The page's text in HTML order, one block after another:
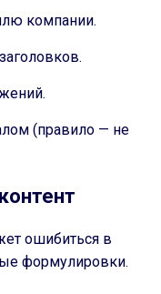
компании.
(правило — не
ошибиться в
формулировки.